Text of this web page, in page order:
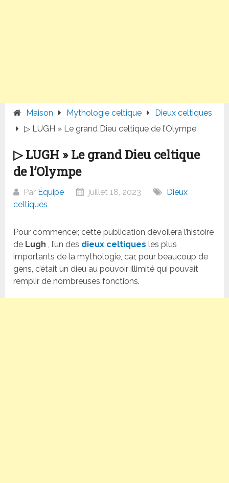
Maison Mythologie celtique
Dieux celtiques
▷ LUGH » Le grand Dieu celtique de l’Olympe
▷ LUGH » Le grand Dieu celtique
de l’Olympe
Par Équipe juillet 18, 2023
Dieux
celtiques
Pour commencer, cette publication dévoilera l’histoire
de Lugh , l’un des dieux celtiques les plus
importants de la mythologie, car, pour beaucoup de
gens, c’était un dieu au pouvoir illimité qui pouvait
remplir de nombreuses fonctions.